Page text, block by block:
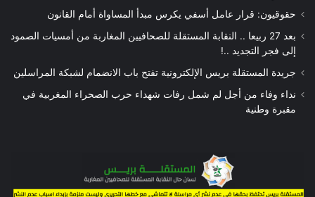
حقوقيون: قرار عامل أسفي يكرس مبدأ المساواة أمام القانون
بعد 27 ربيعا .. النقابة المستقلة للصحافيين المغاربة من أمسيات الصمود
إلى فجر التجديد ..!
جريدة المستقلة بريس الإلكترونية تفتح باب الانضمام لشبكة المراسلين
نداء وفاء من أجل لم شمل رفات شهداء حرب الصحراء المغربية في
مقبرة وطنية